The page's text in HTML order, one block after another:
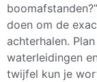
doen om de
achterhalen.
waterleidingen
twijfel kun je